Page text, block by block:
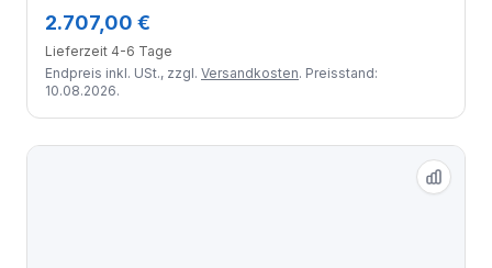
2.707,00 €
Lieferzeit 4-6 Tage
Endpreis inkl. USt., zzgl. Versandkosten. Preisstand:
10.08.2026.